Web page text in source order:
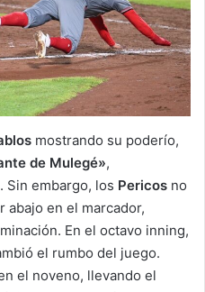
mostrando su poderío,
de Mulegé»,
Sin embargo, los Pericos no
abajo en el marcador,
En el octavo inning,
el rumbo del juego.
el noveno, llevando el